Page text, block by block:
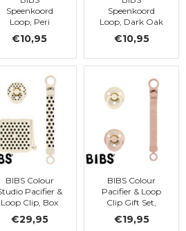
Speenkoord
Loop, Peri
€10,95
Speenkoord
Loop, Dark Oak
€10,95
BIBS Colour
Pacifier &
Loop Clip, Box
Set, latex, str. 2,
Ivory Polka Dots
€29,95
BIBS Colour
Pacifier & Loop
Clip Gift Set,
latex, maat 1
€19,95